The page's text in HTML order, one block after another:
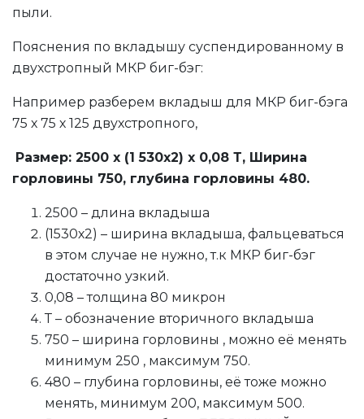
пыли.
Пояснения по вкладышу суспендированному в
двухстропный МКР биг-бэг:
Например разберем вкладыш для МКР биг-бэга
75 х 75 х 125 двухстропного,
Размер: 2500 х (1 530х2) х 0,08 Т, Ширина
горловины 750, глубина горловины 480.
2500 – длина вкладыша
(1530х2) – ширина вкладыша, фальцеваться
в этом случае не нужно, т.к МКР биг-бэг
достаточно узкий.
0,08 – толщина 80 микрон
Т – обозначение вторичного вкладыша
750 – ширина горловины , можно её менять
минимум 250 , максимум 750.
480 – глубина горловины, её тоже можно
менять, минимум 200, максимум 500.